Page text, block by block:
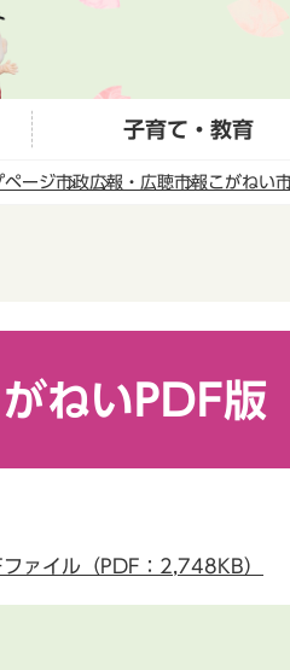
子育て・教育
ページ市政広報・広聴市報こがねい
ねいPDF版
ァイル（PDF：2,748KB）